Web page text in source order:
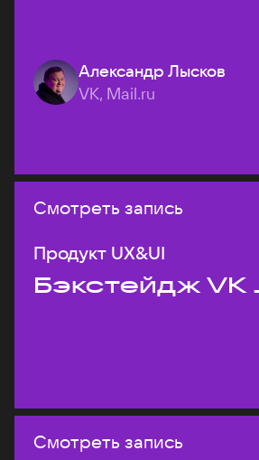
Александр Лысков
VK, Mail.ru
Смотреть запись
Продукт UX&UI
Бэкстейдж VK
Смотреть запись